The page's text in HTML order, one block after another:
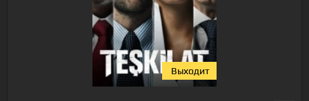
Выходит